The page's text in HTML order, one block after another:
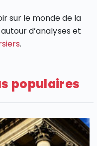
sur le monde de la
d’analyses et
.
populaires